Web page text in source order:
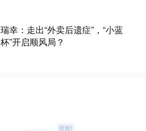
瑞幸：走出“外卖后遗症”，“小蓝
杯”开启顺风局？